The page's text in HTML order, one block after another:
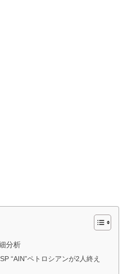
分析
“AIN”ペトロシアンが2人終え